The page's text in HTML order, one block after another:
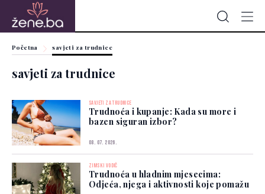
Početna savjeti za trudnice
savjeti za trudnice
SAVJETI ZA TRUDNICE
Trudnoća i kupanje: Kada su more i
bazen siguran izbor?
08. 07. 2026.
ZIMSKI VODIČ
Trudnoća u hladnim mjesecima:
Odjeća, njega i aktivnosti koje pomažu